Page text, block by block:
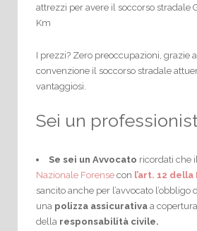
attrezzi per avere il soccorso stradale
Km
I prezzi? Zero preoccupazioni, grazie
convenzione il soccorso stradale
vantaggiosi.
Sei un
Se sei un Avvocato ricordati che
Nazionale Forense con l’art. 12
sancito anche per l’avvocato l’obbligo
una polizza assicurativa a copertura
della responsabilità civile.